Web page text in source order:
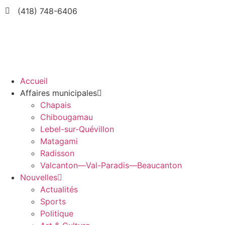
(418) 748-6406
Accueil
Affaires municipales
Chapais
Chibougamau
Lebel-sur-Quévillon
Matagami
Radisson
Valcanton—Val-Paradis—Beaucanton
Nouvelles
Actualités
Sports
Politique